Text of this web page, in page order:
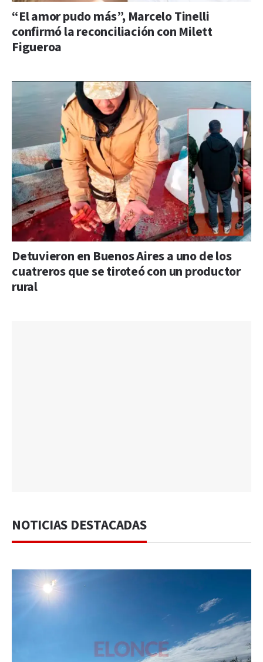
“El amor pudo más”, Marcelo Tinelli
confirmó la reconciliación con Milett
Figueroa
Detuvieron en Buenos Aires a uno de los
cuatreros que se tiroteó con un productor
rural
NOTICIAS DESTACADAS